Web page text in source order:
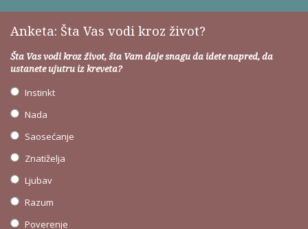
Anketa: Šta Vas vodi kroz život?
Šta Vas vodi kroz život, šta Vam daje snagu da idete napred, da
ustanete ujutru iz kreveta?
Instinkt
Nada
Saosećanje
Znatiželja
Ljubav
Razum
Poverenje